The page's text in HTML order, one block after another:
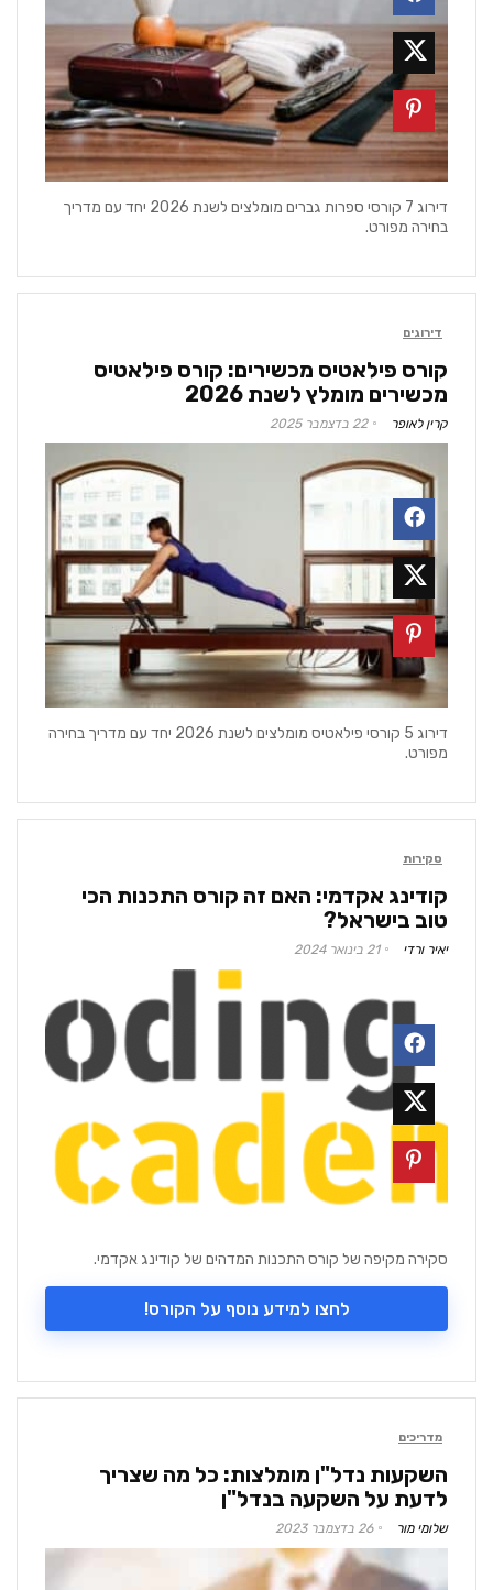
דירוג 7 קורסי ספרות גברים מומלצים לשנת 2026 יחד עם מדריך
בחירה מפורט.
דירוגים
קורס פילאטיס מכשירים: קורס פילאטיס
מכשירים מומלץ לשנת 2026
קרין לאופר 22 בדצמבר 2025
דירוג 5 קורסי פילאטיס מומלצים לשנת 2026 יחד עם מדריך בחירה
מפורט.
סקירות
קודינג אקדמי: האם זה קורס התכנות הכי
טוב בישראל?
יאיר ורדי 21 בינואר 2024
סקירה מקיפה של קורס התכנות המדהים של קודינג אקדמי.
לחצו למידע נוסף על הקורס!
מדריכים
השקעות נדל"ן מומלצות: כל מה שצריך
לדעת על השקעה בנדל"ן
שלומי מור 26 בדצמבר 2023